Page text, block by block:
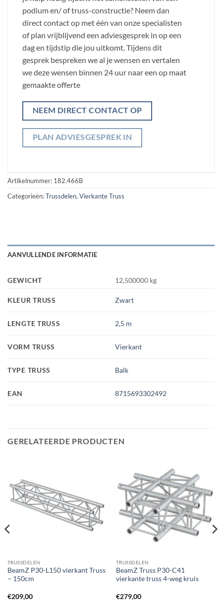
podium en/ of truss-constructie? Neem dan
direct contact op met één van onze specialisten
of plan vrijblijvend een adviesgesprek in op een
dag en tijdstip die jou uitkomt. Tijdens dit
gesprek bespreken we al je wensen en vertalen
we deze wensen binnen 24 uur naar een op maat
gemaakte offerte
NEEM DIRECT CONTACT OP
PLAN ADVIESGESPREK IN
Artikelnummer: 182.466B
Categorieën:Trussdelen, Vierkante Truss
AANVULLENDE INFORMATIE
GEWICHT 12,500000 kg
KLEUR TRUSS Zwart
LENGTE TRUSS 2,5 m
VORM TRUSS Vierkant
TYPE TRUSS Balk
EAN 8715693302492
GERELATEERDE PRODUCTEN
TRUSSDELEN
BeamZ P30-L150 vierkant Truss
– 150cm
€209,00
TRUSSDELEN
BeamZ Truss P30-C41
vierkante truss 4-weg kruis
€279,00